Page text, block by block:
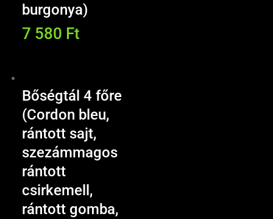
burgonya)
7 580 Ft
Bőségtál 4 főre
(Cordon bleu,
rántott sajt,
szezámmagos
rántott
csirkemell,
rántott gomba,